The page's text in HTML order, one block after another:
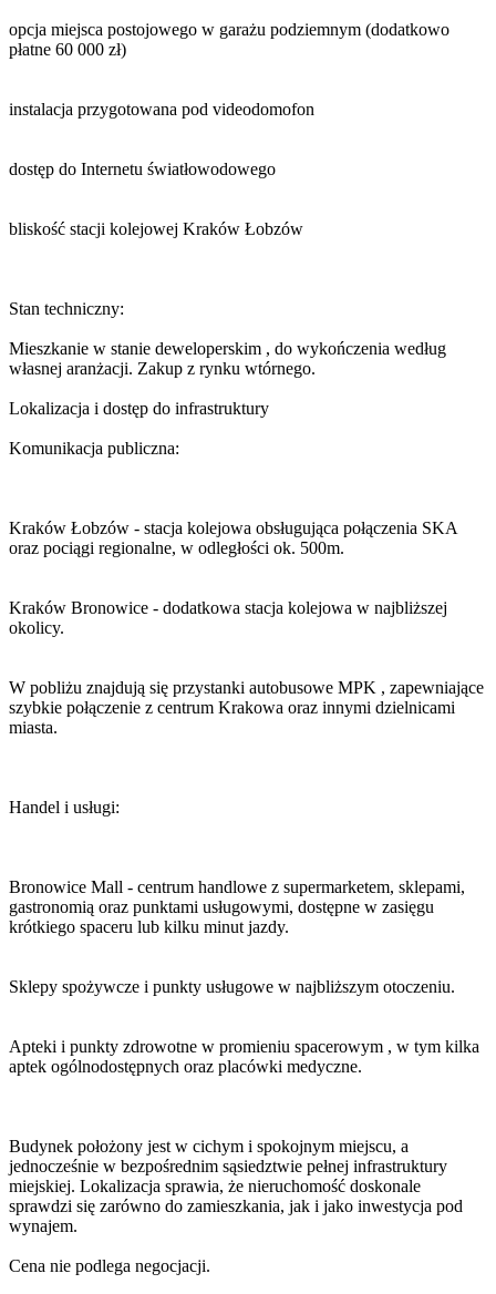
opcja miejsca postojowego w garażu podziemnym (dodatkowo
płatne 60 000 zł)
instalacja przygotowana pod videodomofon
dostęp do Internetu światłowodowego
bliskość stacji kolejowej Kraków Łobzów
Stan techniczny:
Mieszkanie w stanie deweloperskim , do wykończenia według
własnej aranżacji. Zakup z rynku wtórnego.
Lokalizacja i dostęp do infrastruktury
Komunikacja publiczna:
Kraków Łobzów - stacja kolejowa obsługująca połączenia SKA
oraz pociągi regionalne, w odległości ok. 500m.
Kraków Bronowice - dodatkowa stacja kolejowa w najbliższej
okolicy.
W pobliżu znajdują się przystanki autobusowe MPK , zapewniające
szybkie połączenie z centrum Krakowa oraz innymi dzielnicami
miasta.
Handel i usługi:
Bronowice Mall - centrum handlowe z supermarketem, sklepami,
gastronomią oraz punktami usługowymi, dostępne w zasięgu
krótkiego spaceru lub kilku minut jazdy.
Sklepy spożywcze i punkty usługowe w najbliższym otoczeniu.
Apteki i punkty zdrowotne w promieniu spacerowym , w tym kilka
aptek ogólnodostępnych oraz placówki medyczne.
Budynek położony jest w cichym i spokojnym miejscu, a
jednocześnie w bezpośrednim sąsiedztwie pełnej infrastruktury
miejskiej. Lokalizacja sprawia, że nieruchomość doskonale
sprawdzi się zarówno do zamieszkania, jak i jako inwestycja pod
wynajem.
Cena nie podlega negocjacji.